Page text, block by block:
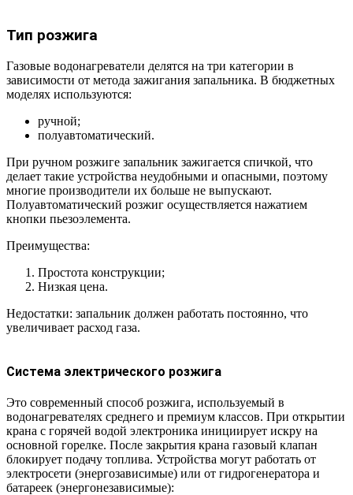
Тип розжига
Газовые водонагреватели делятся на три категории в
зависимости от метода зажигания запальника. В бюджетных
моделях используются:
ручной;
полуавтоматический.
При ручном розжиге запальник зажигается спичкой, что
делает такие устройства неудобными и опасными, поэтому
многие производители их больше не выпускают.
Полуавтоматический розжиг осуществляется нажатием
кнопки пьезоэлемента.
Преимущества:
Простота конструкции;
Низкая цена.
Недостатки: запальник должен работать постоянно, что
увеличивает расход газа.
Система электрического розжига
Это современный способ розжига, используемый в
водонагревателях среднего и премиум классов. При открытии
крана с горячей водой электроника инициирует искру на
основной горелке. После закрытия крана газовый клапан
блокирует подачу топлива. Устройства могут работать от
электросети (энергозависимые) или от гидрогенератора и
батареек (энергонезависимые):